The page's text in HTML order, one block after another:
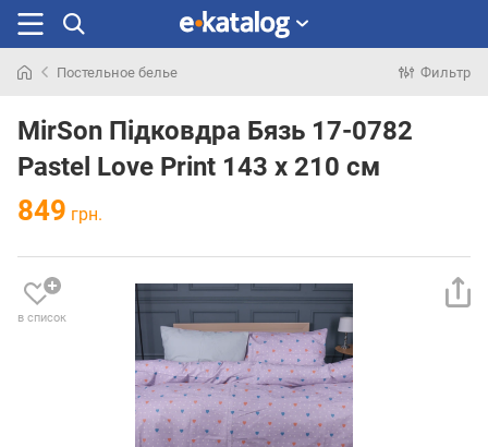
раньше
Постельное белье Фильтр
MirSon Підковдра Бязь 17-0782
Pastel Love Print 143 x 210 см
849 грн.
в список